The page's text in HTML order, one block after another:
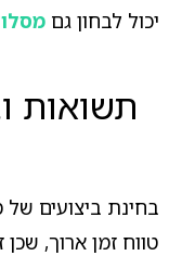
יכול לבחון גם
תשואות
בחינת ביצועים של
טווח זמן ארוך,